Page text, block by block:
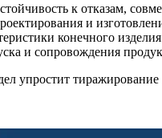
к отказам,
и
конечного
и сопровождения
упростит